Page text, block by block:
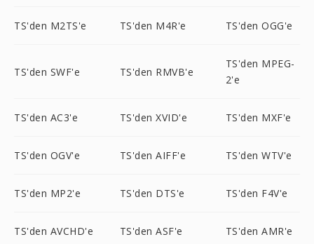
TS'den M2TS'e TS'den M4R'e TS'den OGG'e
TS'den SWF'e TS'den RMVB'e
TS'den MPEG-
2'e
TS'den AC3'e TS'den XVID'e TS'den MXF'e
TS'den OGV'e TS'den AIFF'e TS'den WTV'e
TS'den MP2'e TS'den DTS'e TS'den F4V'e
TS'den AVCHD'e TS'den ASF'e TS'den AMR'e